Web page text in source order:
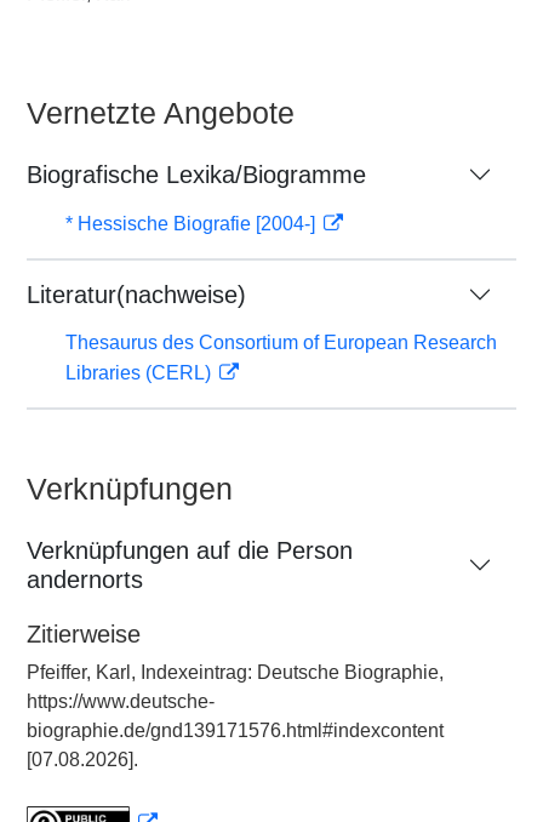
Vernetzte Angebote
Biografische Lexika/Biogramme
* Hessische Biografie [2004-]
Literatur(nachweise)
Thesaurus des Consortium of European Research
Libraries (CERL)
Verknüpfungen
Verknüpfungen auf die Person
andernorts
Zitierweise
Pfeiffer, Karl, Indexeintrag: Deutsche Biographie,
https://www.deutsche-
biographie.de/gnd139171576.html#indexcontent
[07.08.2026].